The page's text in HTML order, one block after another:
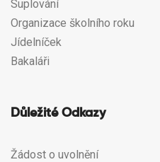
Suplování
Organizace školního roku
Jídelníček
Bakaláři
Důležité Odkazy
Žádost o uvolnění